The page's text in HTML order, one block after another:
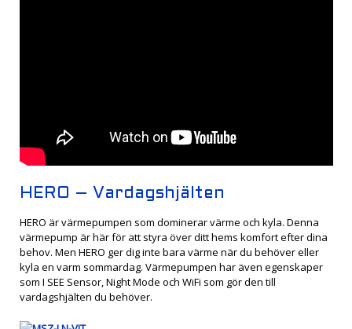
HERO – Vardagshjälten
HERO är värmepumpen som dominerar värme och kyla. Denna
värmepump är här för att styra över ditt hems komfort efter dina
behov. Men HERO ger dig inte bara värme när du behöver eller
kyla en varm sommardag. Värmepumpen har även egenskaper
som I SEE Sensor, Night Mode och WiFi som gör den till
vardagshjälten du behöver.